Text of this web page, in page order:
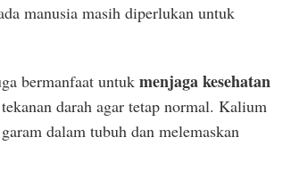
manusia masih diperlukan untuk
bermanfaat untuk menjaga kesehatan
darah agar tetap normal. Kalium
dalam tubuh dan melemaskan